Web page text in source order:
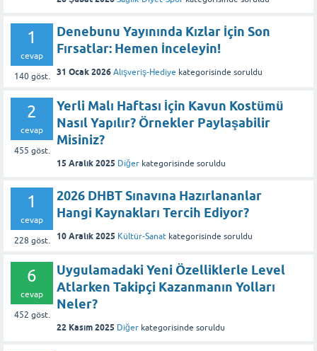
1
cevap
140göst.
Denebunu Yayınında Kızlar İçin Son
Fırsatlar: Hemen İnceleyin!
31 Ocak 2026 Alışveriş-Hediye kategorisinde soruldu
2
cevap
455 göst.
Yerli Malı Haftası İçin Kavun Kostümü
Nasıl Yapılır? Örnekler Paylaşabilir
Misiniz?
15 Aralık 2025 Diğer kategorisinde soruldu
1
cevap
228 göst.
2026 DHBT Sınavına Hazırlananlar
Hangi Kaynakları Tercih Ediyor?
10 Aralık 2025 Kültür-Sanat kategorisinde soruldu
6
cevap
452 göst.
Uygulamadaki Yeni Özelliklerle Level
Atlarken Takipçi Kazanmanın Yolları
Neler?
22 Kasım 2025 Diğer kategorisinde soruldu